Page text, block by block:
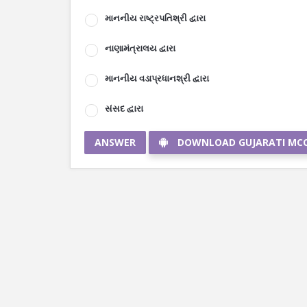
માનનીય રાષ્ટ્રપતિશ્રી દ્વારા
નાણામંત્રાલય દ્વારા
માનનીય વડાપ્રધાનશ્રી દ્વારા
સંસદ દ્વારા
ANSWER DOWNLOAD GUJARATI